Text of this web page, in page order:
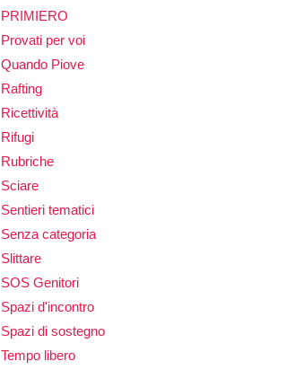
PRIMIERO
Provati per voi
Quando Piove
Rafting
Ricettività
Rifugi
Rubriche
Sciare
Sentieri tematici
Senza categoria
Slittare
SOS Genitori
Spazi d'incontro
Spazi di sostegno
Tempo libero